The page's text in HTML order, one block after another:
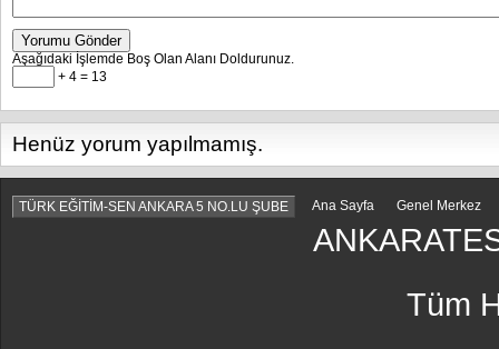
Yorumu Gönder
Aşağıdaki İşlemde Boş Olan Alanı Doldurunuz.
+ 4 = 13
Henüz yorum yapılmamış.
TÜRK EĞİTİM-SEN ANKARA 5 NO.LU ŞUBE Ana Sayfa Genel Merkez
Tüm